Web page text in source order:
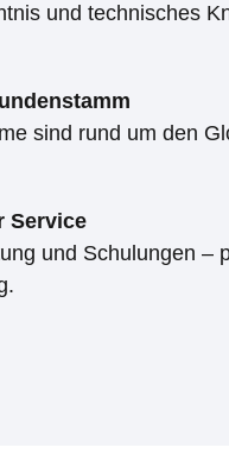
und technisches
sind rund um den
Service
und Schulungen –